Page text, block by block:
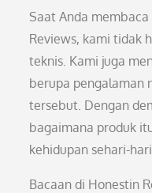
Saat Anda
Reviews, kami tidak
teknis. Kami juga
berupa pengalaman
tersebut. Dengan
bagaimana produk
kehidupan sehari-
Bacaan di Honestin